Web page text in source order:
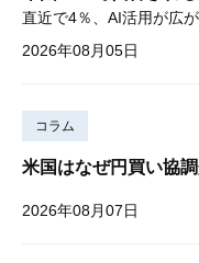
2026年08月05日
コラム
米国はなぜ円買い協
2026年08月07日